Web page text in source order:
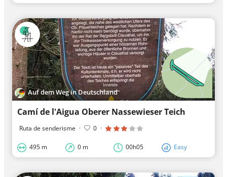
Auf dem Weg in Deutschland
Camí de l'Aigua Oberer Nassewieser Teich
Ruta de senderisme · 0 ·
495 m 0 m 00h05 Easy